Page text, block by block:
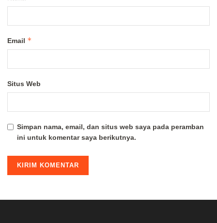
Email *
Situs Web
Simpan nama, email, dan situs web saya pada peramban
ini untuk komentar saya berikutnya.